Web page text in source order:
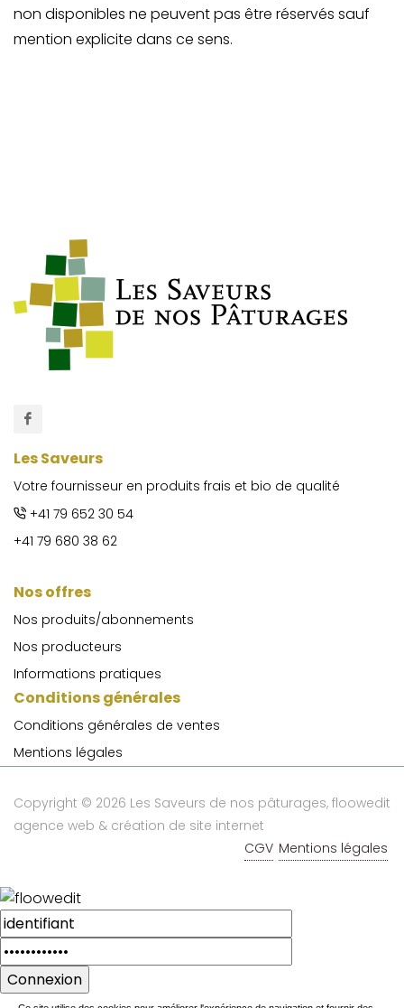
non disponibles ne peuvent pas être réservés sauf
mention explicite dans ce sens.
Les Saveurs
Votre fournisseur en produits frais et bio de qualité
+41 79 652 30 54
+41 79 680 38 62
Nos offres
Nos produits/abonnements
Nos producteurs
Informations pratiques
Conditions générales
Conditions générales de ventes
Mentions légales
Copyright © 2026 Les Saveurs de nos pâturages, floowedit
agence web & création de site internet
CGV Mentions légales